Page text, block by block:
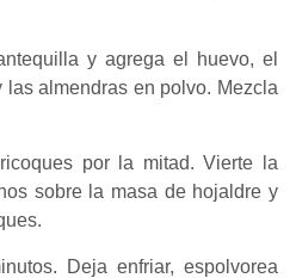
y agrega el huevo, el
las almendras en polvo. Mezcla
por la mitad. Vierte la
sobre la masa de hojaldre y
Deja enfriar, espolvorea